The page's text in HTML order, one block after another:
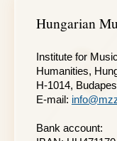
Hungarian
Institute for
Humanities,
H-1014,
E-mail:
Bank account: